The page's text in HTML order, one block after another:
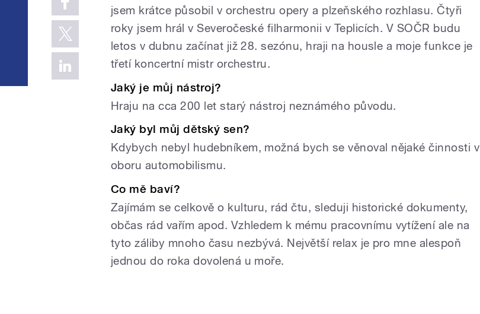
jsem krátce působil v orchestru opery a plzeňského rozhlasu. Čtyři
roky jsem hrál v Severočeské filharmonii v Teplicích. V SOČR budu
letos v dubnu začínat již 28. sezónu, hraji na housle a moje funkce je
třetí koncertní mistr orchestru.
Jaký je můj nástroj?
Hraju na cca 200 let starý nástroj neznámého původu.
Jaký byl můj dětský sen?
Kdybych nebyl hudebníkem, možná bych se věnoval nějaké činnosti v
oboru automobilismu.
Co mě baví?
Zajímám se celkově o kulturu, rád čtu, sleduji historické dokumenty,
občas rád vařím apod. Vzhledem k mému pracovnímu vytížení ale na
tyto záliby mnoho času nezbývá. Největší relax je pro mne alespoň
jednou do roka dovolená u moře.